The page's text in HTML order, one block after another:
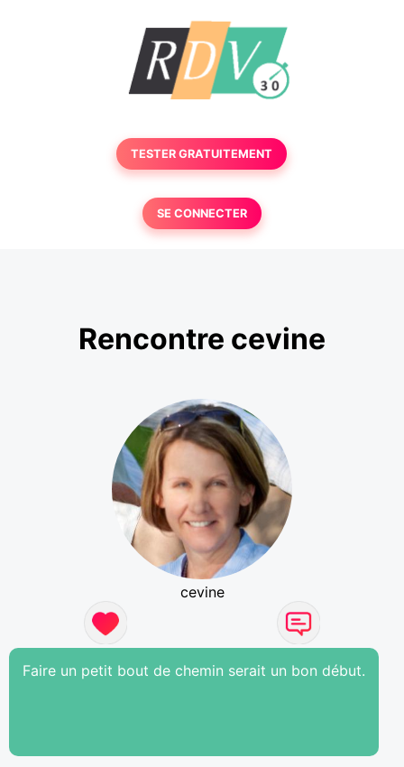
TESTER GRATUITEMENT
SE CONNECTER
Rencontre cevine
cevine
Faire un petit bout de chemin serait un bon début.